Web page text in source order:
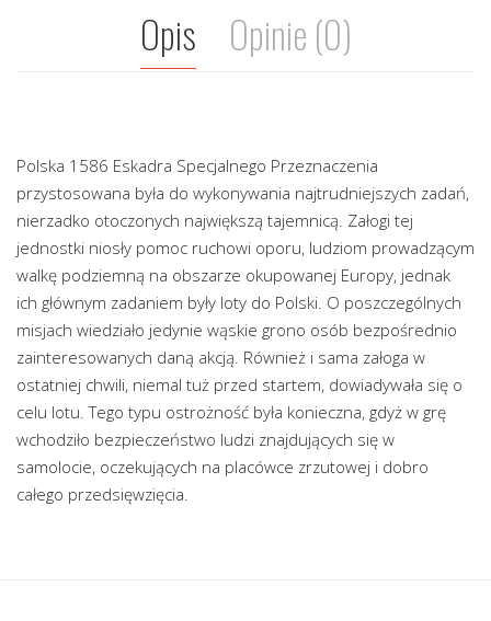
Opis Opinie (0)
Polska 1586 Eskadra Specjalnego Przeznaczenia
przystosowana była do wykonywania najtrudniejszych zadań,
nierzadko otoczonych największą tajemnicą. Załogi tej
jednostki niosły pomoc ruchowi oporu, ludziom prowadzącym
walkę podziemną na obszarze okupowanej Europy, jednak
ich głównym zadaniem były loty do Polski. O poszczególnych
misjach wiedziało jedynie wąskie grono osób bezpośrednio
zainteresowanych daną akcją. Również i sama załoga w
ostatniej chwili, niemal tuż przed startem, dowiadywała się o
celu lotu. Tego typu ostrożność była konieczna, gdyż w grę
wchodziło bezpieczeństwo ludzi znajdujących się w
samolocie, oczekujących na placówce zrzutowej i dobro
całego przedsięwzięcia.